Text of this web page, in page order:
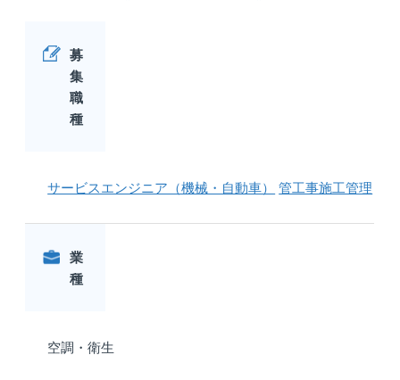
募
集
職
種
サービスエンジニア（機械・自動車） 管工事施工管理
業
種
空調・衛生